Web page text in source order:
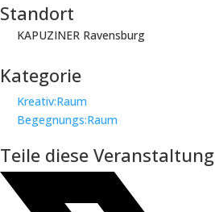
Standort
KAPUZINER Ravensburg
Kategorie
Kreativ:Raum
Begegnungs:Raum
Teile diese Veranstaltung